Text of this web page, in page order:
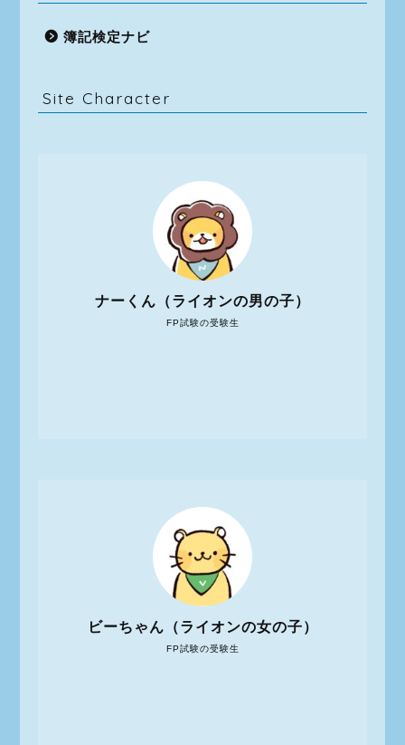
簿記検定ナビ
Site Character
FP試験の受験生
ナーくん（ライオンの男の子）
FP試験の受験生
ビーちゃん（ライオンの女の子）